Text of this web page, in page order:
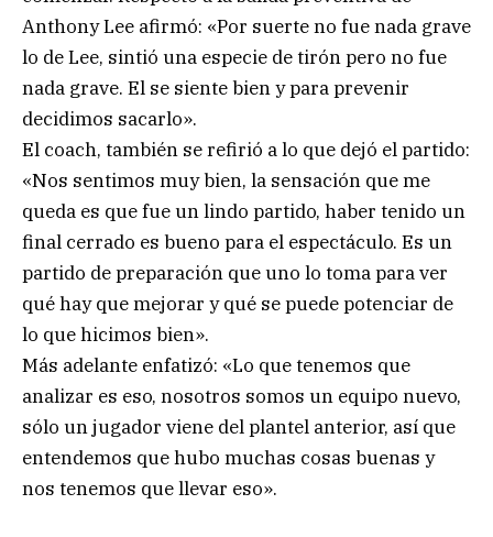
Anthony Lee afirmó: «Por suerte no fue nada grave
lo de Lee, sintió una especie de tirón pero no fue
nada grave. El se siente bien y para prevenir
decidimos sacarlo».
El coach, también se refirió a lo que dejó el partido:
«Nos sentimos muy bien, la sensación que me
queda es que fue un lindo partido, haber tenido un
final cerrado es bueno para el espectáculo. Es un
partido de preparación que uno lo toma para ver
qué hay que mejorar y qué se puede potenciar de
lo que hicimos bien».
Más adelante enfatizó: «Lo que tenemos que
analizar es eso, nosotros somos un equipo nuevo,
sólo un jugador viene del plantel anterior, así que
entendemos que hubo muchas cosas buenas y
nos tenemos que llevar eso».